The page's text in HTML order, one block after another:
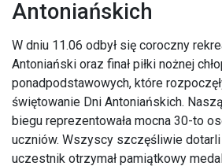
Antoniańskich
W dniu 11.06 odbył się coroczny
Antoniański oraz finał piłki nożnej
ponadpodstawowych, które
świętowanie Dni Antoniańskich.
biegu reprezentowała mocna 30-to
uczniów. Wszyscy szczęśliwie dotarli
uczestnik otrzymał pamiątkowy